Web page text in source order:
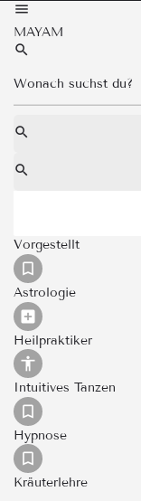
MAYAM
Vorgestellt
Astrologie
Heilpraktiker
Intuitives Tanzen
Hypnose
Kräuterlehre